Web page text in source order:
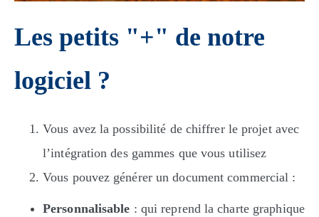
Les petits "+" de notre
logiciel ?
Vous avez la possibilité de chiffrer le projet avec
l’intégration des gammes que vous utilisez
Vous pouvez générer un document commercial :
Personnalisable : qui reprend la charte graphique